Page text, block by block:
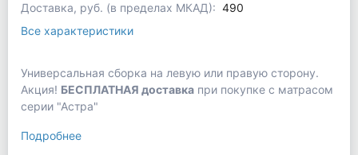
Доставка, руб. (в пределах МКАД): 490
Все характеристики
Универсальная сборка на левую или правую сторону.
Акция! БЕСПЛАТНАЯ доставка при покупке с матрасом
серии "Астра"
Подробнее